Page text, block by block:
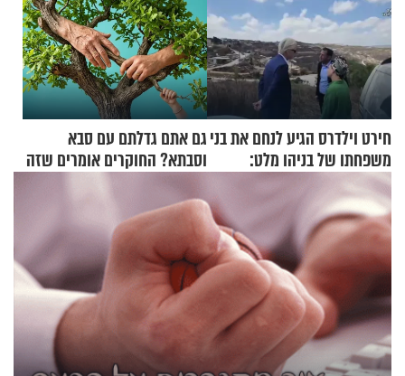
חירט וילדרס הגיע לנחם את בני
משפחתו של בניהו מלט:
"מיליונים באירופה תומכים
בכם"
גם אתם גדלתם עם סבא
וסבתא? החוקרים אומרים שזה
מתכון מנצח